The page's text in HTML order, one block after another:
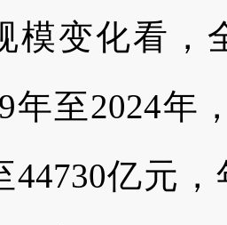
变化看，全
年至2024年
44730亿元